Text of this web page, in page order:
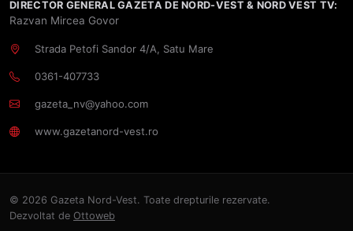
DIRECTOR GENERAL GAZETA DE NORD-VEST & NORD VEST TV:
Razvan Mircea Govor
Strada Petofi Sandor 4/A, Satu Mare
0361-407733
gazeta_nv@yahoo.com
www.gazetanord-vest.ro
© 2026 Gazeta Nord-Vest. Toate drepturile rezervate.
Dezvoltat de Ottoweb